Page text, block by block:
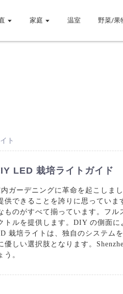
家庭 温室 野菜/果
ト
LED 栽培ライトガイド
ガーデニングに革命を起こしま
供できることを誇りに思ってい
ものがすべて揃っています。フ
トルを提供します。DIY の側面
栽培ライトは、独自のシステム
優しい選択肢となります。
。